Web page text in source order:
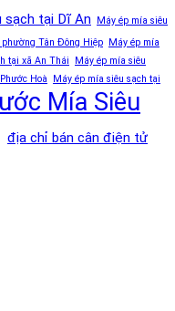
sạch tại Dĩ An
Máy ép mía siêu
Tân Đông Hiệp
Máy ép mía
tại xã An Thái
Máy ép mía siêu
Hoà Máy ép mía siêu sạch tại
Mía Siêu
địa chỉ bán cân điện tử